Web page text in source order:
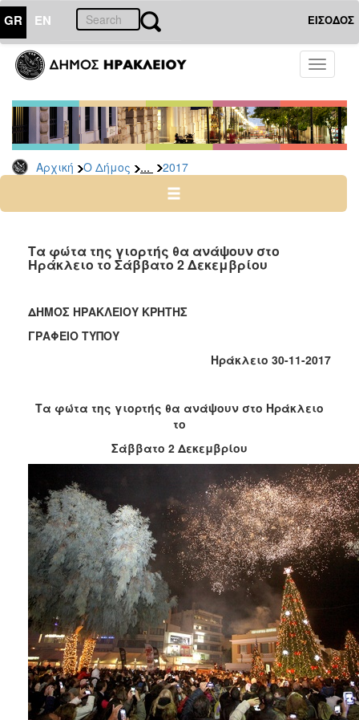
GR EN ΕΙΣΟΔΟΣ
Toggle
Αρχική Ο Δήμος ... 2017
ΔΗΜΟΣ
Δελτία
Τύπου
Αρχείο
2026
2024
2022
2020
2019
2016
2012
2011
2010
2006
ΤΟΠΟΣ
ΠΟΛΙΤΙΣΜΟΣ
Τα φώτα της γιορτής θα ανάψουν στο
Ηράκλειο το Σάββατο 2 Δεκεμβρίου
ΔΗΜΟΣ ΗΡΑΚΛΕΙΟΥ ΚΡΗΤΗΣ
ΓΡΑΦΕΙΟ ΤΥΠΟΥ
Ηράκλειο 30-11-2017
Τα φώτα της γιορτής θα ανάψουν στο Ηράκλειο
το
Σάββατο 2 Δεκεμβρίου